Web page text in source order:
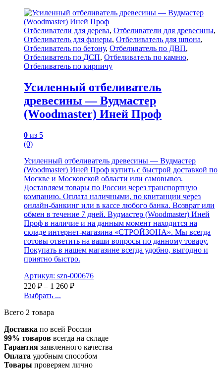
Отбеливатели для дерева, Отбеливатели для древесины,
Отбеливатель для фанеры, Отбеливатель для шпона,
Отбеливатель по бетону, Отбеливатель по ДВП,
Отбеливатель по ДСП, Отбеливатель по камню,
Отбеливатель по кирпичу
Усиленный отбеливатель
древесины — Вудмастер
(Woodmaster) Иней Проф
0 из 5
(0)
Усиленный отбеливатель древесины — Вудмастер
(Woodmaster) Иней Проф купить с быстрой доставкой по
Москве и Московской области или самовывоз.
Доставляем товары по России через транспортную
компанию. Оплата наличными, по квитанции через
онлайн-банкинг или в кассе любого банка. Возврат или
обмен в течение 7 дней. Вудмастер (Woodmaster) Иней
Проф в наличие и на данным момент находится на
складе интернет-магазина «СТРОЙЗОНА». Мы всегда
готовы ответить на ваши вопросы по данному товару.
Покупать в нашем магазине всегда удобно, выгодно и
приятно быстро.
Артикул: szn-000676
220 ₽ – 1 260 ₽
Выбрать ...
Всего 2 товара
Доставка по всей России
99% товаров всегда на складе
Гарантия заявленного качества
Оплата удобным способом
Товары проверяем лично